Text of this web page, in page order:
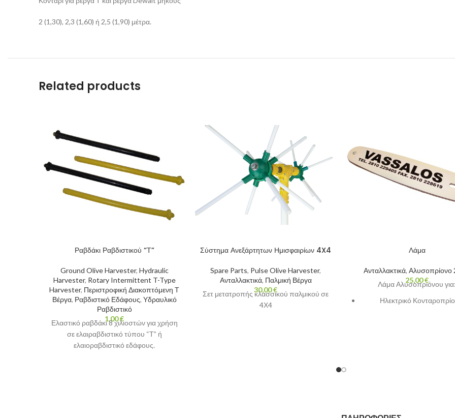
2 (1,30), 2,3 (1,60) ή 2,5 (1,90) μέτρα.
Related products
Ραβδάκι Ραβδιστικού “Τ”
Ground Olive Harvester, Hydraulic
Harvester, Rotary Intermittent T-Type
Harvester, Περιστροφική Διακοπτόμενη Τ
Βέργα, Ραβδιστικό Εδάφους, Υδραυλικό
Ραβδιστικό
1,00€
Ελαστικό ραβδάκι 8 χιλιοστών για χρήση
σε ελαιραβδιστικό τύπου “Τ” ή
ελαιοραβδιστικό εδάφους.
Σύστημα Ανεξάρτητων Ημισφαιρίων 4X4
Spare Parts, Pulse Olive Harvester,
Ανταλλακτικά, Παλμική Βέργα
30,00€
Σετ μετατροπής κλασσικού παλμικού σε
4Χ4
Λάμα
Ανταλλακτικά, Αλυσοπρίονο
25,00€
Λάμα Αλυσοπριόνου
Ηλεκτρικό